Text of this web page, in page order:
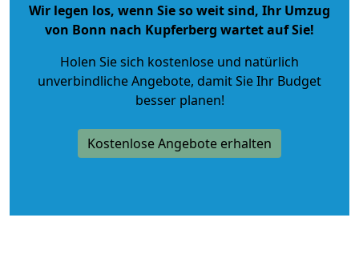
Wir legen los, wenn Sie so weit sind, Ihr Umzug
von Bonn nach Kupferberg wartet auf Sie!
Holen Sie sich kostenlose und natürlich
unverbindliche Angebote, damit Sie Ihr Budget
besser planen!
Kostenlose Angebote erhalten